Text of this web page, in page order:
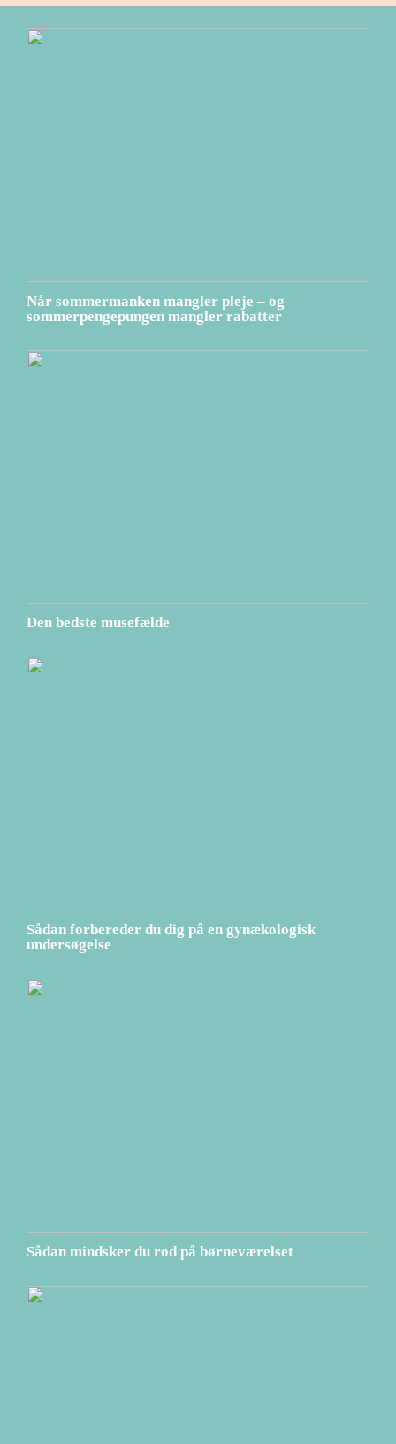
Når sommermanken mangler pleje – og
sommerpengepungen mangler rabatter
Den bedste musefælde
Sådan forbereder du dig på en gynækologisk
undersøgelse
Sådan mindsker du rod på børneværelset